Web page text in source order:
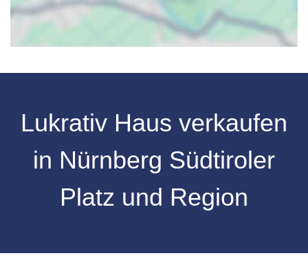
Lukrativ Haus verkaufen
in Nürnberg Südtiroler
Platz und Region